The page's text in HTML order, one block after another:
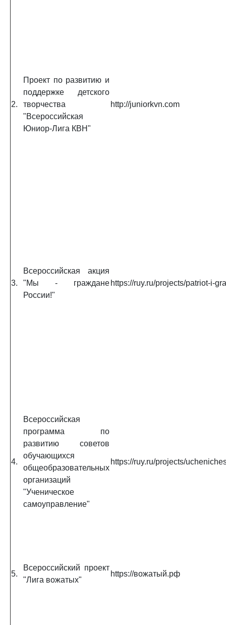
2.
Проект по развитию и
поддержке детского
творчества
"Всероссийская
Юниор-Лига КВН"
http://juniorkvn.com
3.
Всероссийская акция
"Мы - граждане
России!"
https://ruy.ru/projects/patriot-i-
4.
Всероссийская
программа по
развитию советов
обучающихся
общеобразовательных
организаций
"Ученическое
самоуправление"
https://ruy.ru/projects/
5.
Всероссийский проект
"Лига вожатых"
https://вожатый.рф